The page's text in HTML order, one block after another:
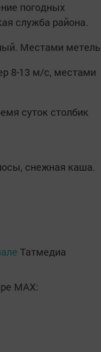
погодных
служба района.
Местами
8-13 м/с, местами
суток столбик
снежная каша.
Татмедиа
MАХ: